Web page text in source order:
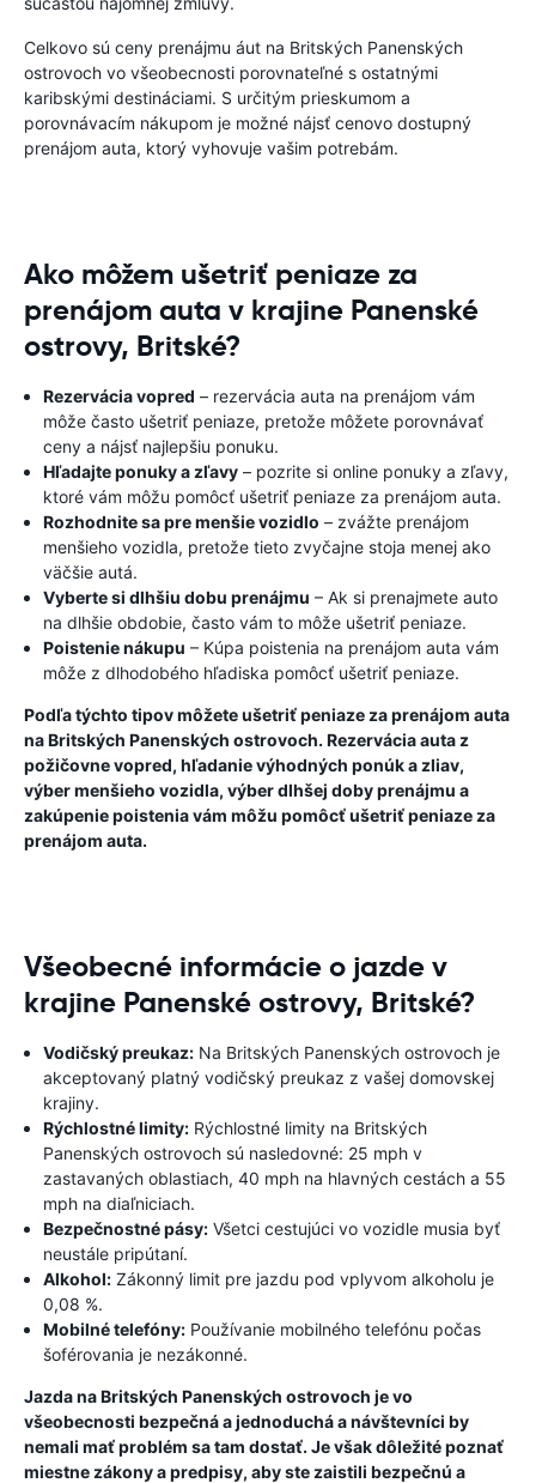
Celkovo sú ceny prenájmu áut na Britských Panenských
ostrovoch vo všeobecnosti porovnateľné s ostatnými
karibskými destináciami. S určitým prieskumom a
porovnávacím nákupom je možné nájsť cenovo dostupný
prenájom auta, ktorý vyhovuje vašim potrebám.
Ako môžem ušetriť peniaze za
prenájom auta v krajine Panenské
ostrovy, Britské?
Rezervácia vopred – rezervácia auta na prenájom vám
môže často ušetriť peniaze, pretože môžete porovnávať
ceny a nájsť najlepšiu ponuku.
Hľadajte ponuky a zľavy – pozrite si online ponuky a zľavy,
ktoré vám môžu pomôcť ušetriť peniaze za prenájom auta.
Rozhodnite sa pre menšie vozidlo – zvážte prenájom
menšieho vozidla, pretože tieto zvyčajne stoja menej ako
väčšie autá.
Vyberte si dlhšiu dobu prenájmu – Ak si prenajmete auto
na dlhšie obdobie, často vám to môže ušetriť peniaze.
Poistenie nákupu – Kúpa poistenia na prenájom auta vám
môže z dlhodobého hľadiska pomôcť ušetriť peniaze.
Podľa týchto tipov môžete ušetriť peniaze za prenájom auta
na Britských Panenských ostrovoch. Rezervácia auta z
požičovne vopred, hľadanie výhodných ponúk a zliav,
výber menšieho vozidla, výber dlhšej doby prenájmu a
zakúpenie poistenia vám môžu pomôcť ušetriť peniaze za
prenájom auta.
Všeobecné informácie o jazde v
krajine Panenské ostrovy, Britské?
Vodičský preukaz: Na Britských Panenských ostrovoch je
akceptovaný platný vodičský preukaz z vašej domovskej
krajiny.
Rýchlostné limity: Rýchlostné limity na Britských
Panenských ostrovoch sú nasledovné: 25 mph v
zastavaných oblastiach, 40 mph na hlavných cestách a 55
mph na diaľniciach.
Bezpečnostné pásy: Všetci cestujúci vo vozidle musia byť
neustále pripútaní.
Alkohol: Zákonný limit pre jazdu pod vplyvom alkoholu je
0,08 %.
Mobilné telefóny: Používanie mobilného telefónu počas
šoférovania je nezákonné.
Jazda na Britských Panenských ostrovoch je vo
všeobecnosti bezpečná a jednoduchá a návštevníci by
nemali mať problém sa tam dostať. Je však dôležité poznať
miestne zákony a predpisy, aby ste zaistili bezpečnú a